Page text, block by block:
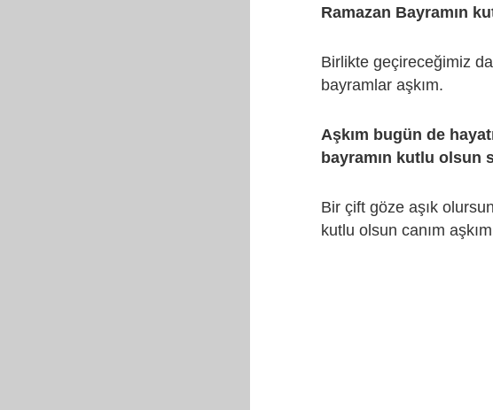
Ramazan Bayramın
Birlikte geçireceğimiz
bayramlar aşkım.
Aşkım bugün de
bayramın kutlu olsun
Bir çift göze aşık
kutlu olsun canım